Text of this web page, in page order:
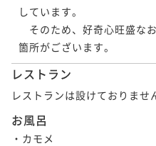
しています。
そのため、好奇心旺盛な
箇所がございます。
レストラン
レストランは設けておりませ
お風呂
・カモメ